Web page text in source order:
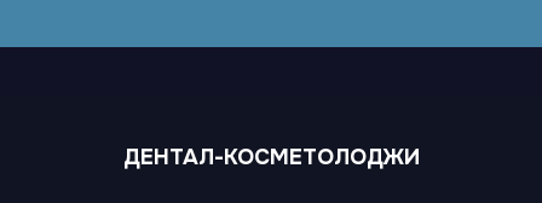
ДЕНТАЛ-КОСМЕТОЛОДЖИ